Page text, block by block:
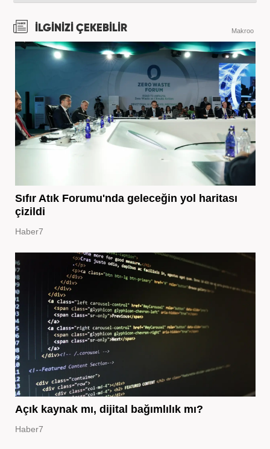
İLGİNİZİ ÇEKEBİLİR Makroo
Sıfır Atık Forumu'nda geleceğin yol haritası
çizildi
Haber7
Açık kaynak mı, dijital bağımlılık mı?
Haber7